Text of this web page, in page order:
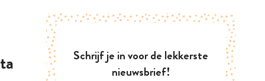
Schrijf je in voor de lekkerste
nieuwsbrief!